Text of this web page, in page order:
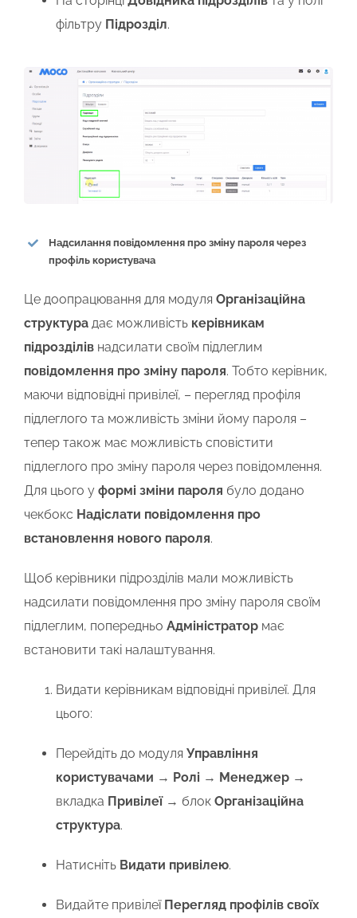
фільтру Підрозділ.
Надсилання повідомлення про зміну пароля через
профіль користувача
Це доопрацювання для модуля Організаційна
структура дає можливість керівникам
підрозділів надсилати своїм підлеглим
повідомлення про зміну пароля. Тобто керівник,
маючи відповідні привілеї, – перегляд профіля
підлеглого та можливість зміни йому пароля –
тепер також має можливість сповістити
підлеглого про зміну пароля через повідомлення.
Для цього у формі зміни пароля було додано
чекбокс Надіслати повідомлення про
встановлення нового пароля.
Щоб керівники підрозділів мали можливість
надсилати повідомлення про зміну пароля своїм
підлеглим, попередньо Адміністратор має
встановити такі налаштування.
Видати керівникам відповідні привілеї. Для
цього:
Перейдіть до модуля Управління
користувачами → Ролі → Менеджер →
вкладка Привілеї→ блок Організаційна
структура.
Натисніть Видати привілею.
Видайте привілеї Перегляд профілів своїх